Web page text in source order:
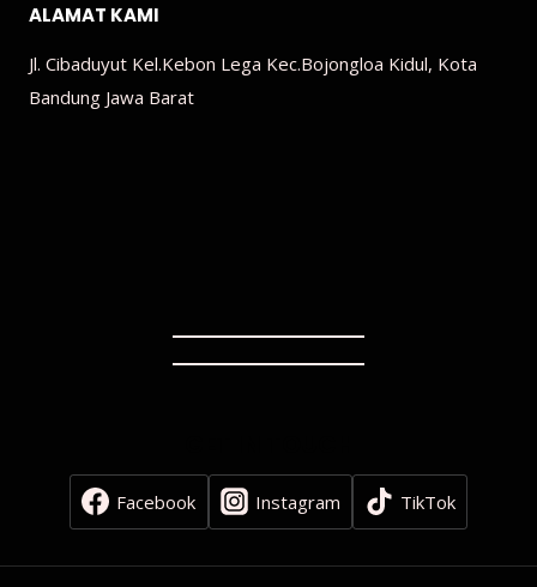
ALAMAT KAMI
Jl. Cibaduyut Kel.Kebon Lega Kec.Bojongloa Kidul, Kota
Bandung Jawa Barat
Facebook Instagram TikTok